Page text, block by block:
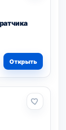
Открыть